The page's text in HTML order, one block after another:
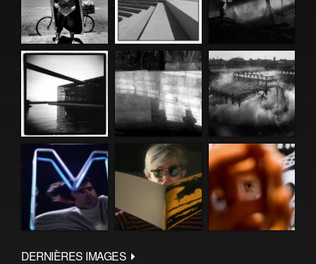
DERNIÈRES IMAGES